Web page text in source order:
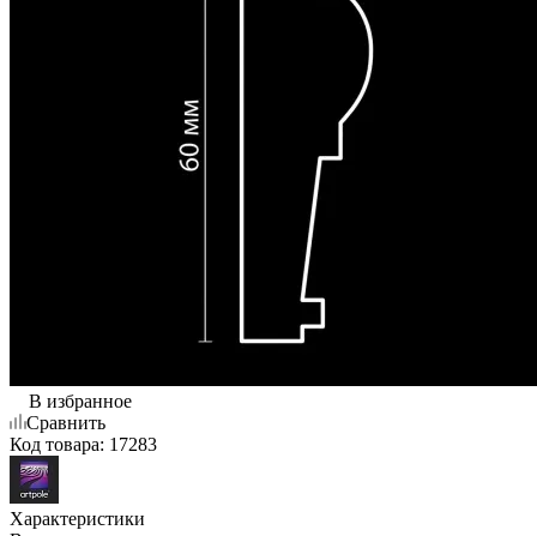
В избранное
Сравнить
Код товара: 17283
Характеристики